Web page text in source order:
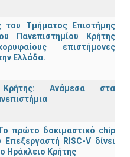
του Τμήματος Επιστήμης
Πανεπιστημίου Κρήτης
επιστήμονες
Ελλάδα.
Κρήτης: Ανάμεσα στα
πρώτο δοκιμαστικό chip
RISC-V δίνει
Ηράκλειο Κρήτης